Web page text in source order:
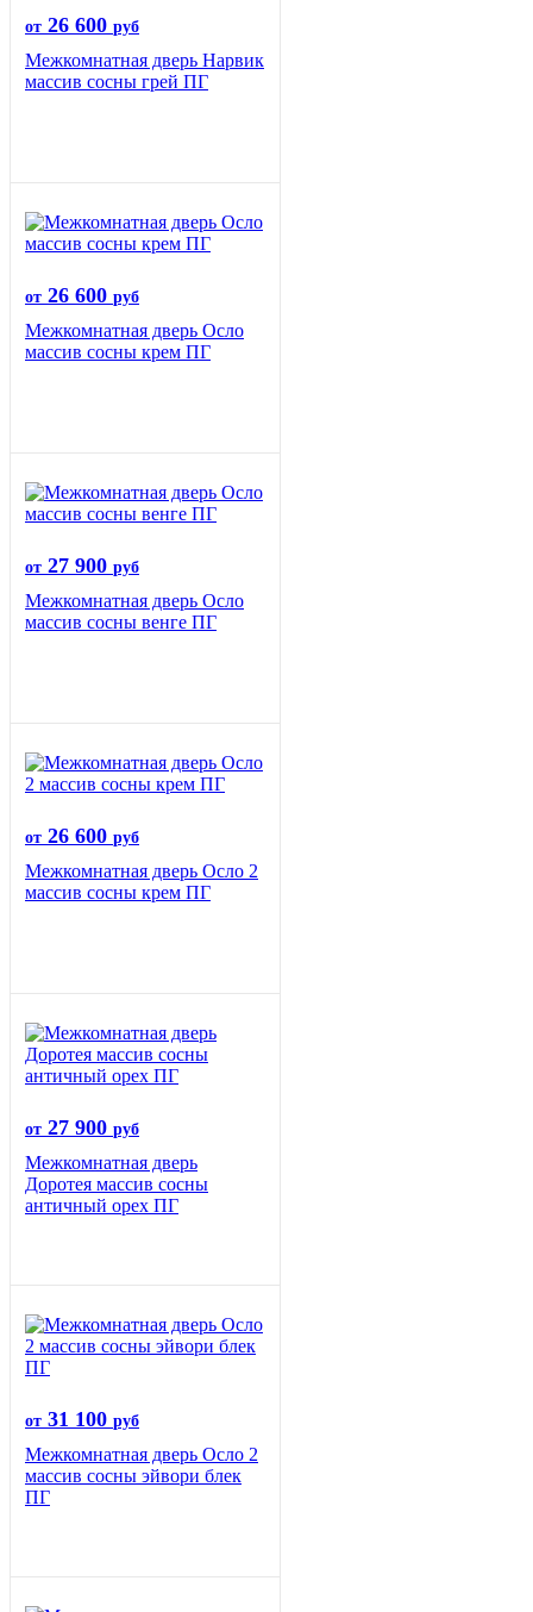
от 26 600 руб
Межкомнатная дверь Нарвик
массив сосны грей ПГ
от 26 600 руб
Межкомнатная дверь Осло
массив сосны крем ПГ
от 27 900 руб
Межкомнатная дверь Осло
массив сосны венге ПГ
от 26 600 руб
Межкомнатная дверь Осло 2
массив сосны крем ПГ
от 27 900 руб
Межкомнатная дверь
Доротея массив сосны
античный орех ПГ
от 31 100 руб
Межкомнатная дверь Осло 2
массив сосны эйвори блек
ПГ